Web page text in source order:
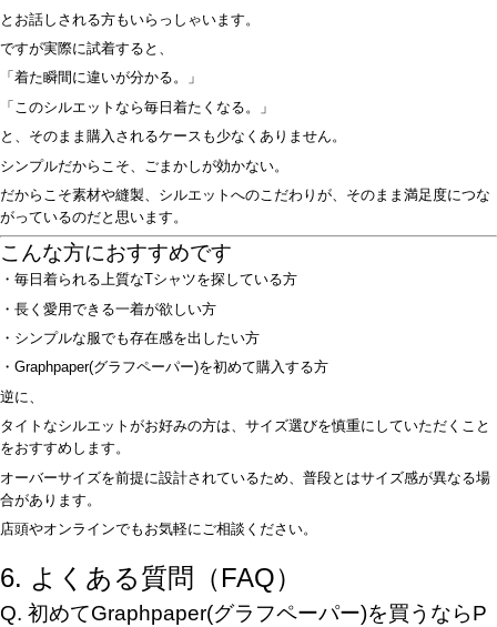
とお話しされる方もいらっしゃいます。
ですが実際に試着すると、
「着た瞬間に違いが分かる。」
「このシルエットなら毎日着たくなる。」
と、そのまま購入されるケースも少なくありません。
シンプルだからこそ、ごまかしが効かない。
だからこそ素材や縫製、シルエットへのこだわりが、そのまま満足度につな
がっているのだと思います。
こんな方におすすめです
・毎日着られる上質なTシャツを探している方
・長く愛用できる一着が欲しい方
・シンプルな服でも存在感を出したい方
・Graphpaper(グラフペーパー)を初めて購入する方
逆に、
タイトなシルエットがお好みの方は、サイズ選びを慎重にしていただくこと
をおすすめします。
オーバーサイズを前提に設計されているため、普段とはサイズ感が異なる場
合があります。
店頭やオンラインでもお気軽にご相談ください。
6. よくある質問（FAQ）
Q. 初めてGraphpaper(グラフペーパー)を買うならP